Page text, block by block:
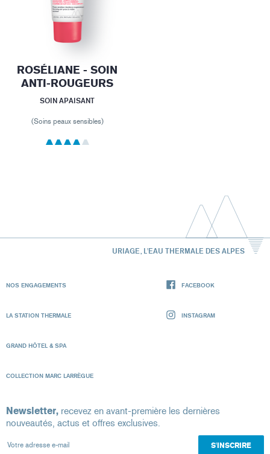
ROSÉLIANE - SOIN
ANTI-ROUGEURS
SOIN APAISANT
(Soins peaux sensibles)
URIAGE, L'EAU THERMALE DES ALPES
NOS ENGAGEMENTS
LA STATION THERMALE
GRAND HÔTEL & SPA
COLLECTION MARC LARRÈGUE
FACEBOOK
INSTAGRAM
Newsletter, recevez en avant-première les dernières
nouveautés, actus et offres exclusives.
Votre adresse e-mail